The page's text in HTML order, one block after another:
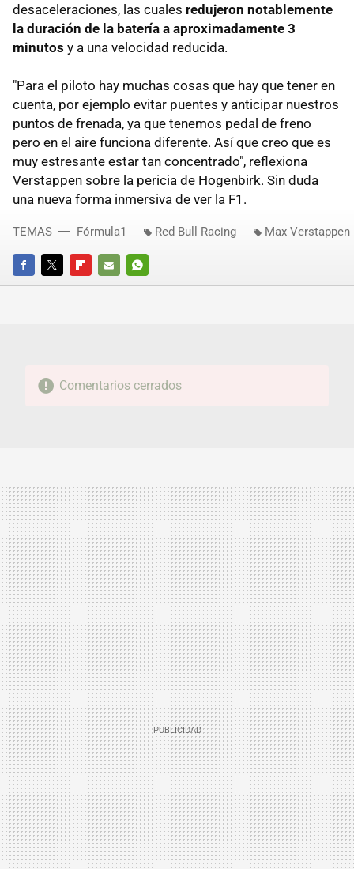
desaceleraciones, las cuales redujeron notablemente
la duración de la batería a aproximadamente 3
minutos y a una velocidad reducida.
"Para el piloto hay muchas cosas que hay que tener en
cuenta, por ejemplo evitar puentes y anticipar nuestros
puntos de frenada, ya que tenemos pedal de freno
pero en el aire funciona diferente. Así que creo que es
muy estresante estar tan concentrado", reflexiona
Verstappen sobre la pericia de Hogenbirk. Sin duda
una nueva forma inmersiva de ver la F1.
FACEBOOKTWITTERFLIPBOARD
E-
WHATSAPP
TEMAS Fórmula1 Red Bull Racing Max Verstappen
Comentarios cerrados